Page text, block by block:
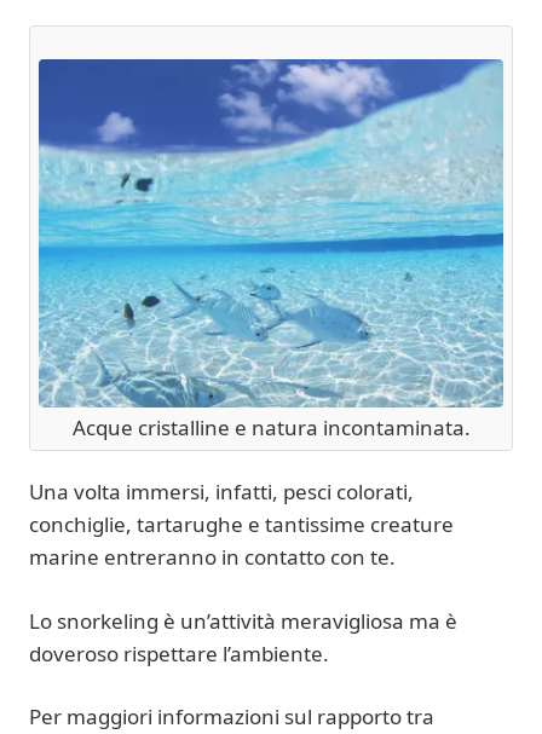
Acque cristalline e natura incontaminata.
Una volta immersi, infatti, pesci colorati,
conchiglie, tartarughe e tantissime creature
marine entreranno in contatto con te.
Lo snorkeling è un’attività meravigliosa ma è
doveroso rispettare l’ambiente.
Per maggiori informazioni sul rapporto tra